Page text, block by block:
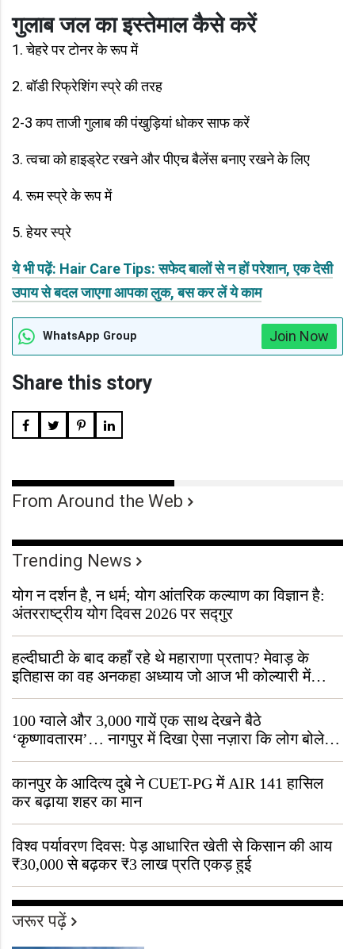
गुलाब जल का इस्तेमाल कैसे करें
1. चेहरे पर टोनर के रूप में
2. बॉडी रिफ्रेशिंग स्प्रे की तरह
2-3 कप ताजी गुलाब की पंखुड़ियां धोकर साफ करें
3. त्वचा को हाइड्रेट रखने और पीएच बैलेंस बनाए रखने के लिए
4. रूम स्प्रे के रूप में
5. हेयर स्प्रे
ये भी पढ़ें: Hair Care Tips: सफेद बालों से न हों परेशान, एक देसी
उपाय से बदल जाएगा आपका लुक, बस कर लें ये काम
WhatsApp Group Join Now
Share this story
From Around the Web
Trending News
योग न दर्शन है, न धर्म; योग आंतरिक कल्याण का विज्ञान है:
अंतरराष्ट्रीय योग दिवस 2026 पर सद्गुर
हल्दीघाटी के बाद कहाँ रहे थे महाराणा प्रताप? मेवाड़ के
इतिहास का वह अनकहा अध्याय जो आज भी कोल्यारी में
जीवित है
100 ग्वाले और 3,000 गायें एक साथ देखने बैठे
‘कृष्णावतारम’… नागपुर में दिखा ऐसा नज़ारा कि लोग बोले,
“ऐसा तो सिर्फ़ कृष्ण ही कर सकते हैं”
कानपुर के आदित्य दुबे ने CUET-PG में AIR 141 हासिल
कर बढ़ाया शहर का मान
विश्व पर्यावरण दिवस: पेड़ आधारित खेती से किसान की आय
₹30,000 से बढ़कर ₹3 लाख प्रति एकड़ हुई
जरूर पढ़ें